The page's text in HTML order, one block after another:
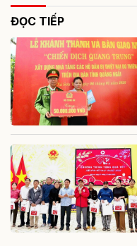
ĐỌC TIẾP